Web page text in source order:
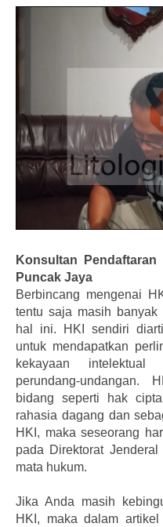
Konsultan
Puncak Jaya
Berbincang mengenai
tentu saja masih
hal ini. HKI sendiri
untuk mendapatkan
kekayaan
perundang-undangan.
bidang seperti hak
rahasia dagang dan
HKI, maka seseorang
pada Direktorat
mata hukum.
Jika Anda masih
HKI, maka dalam